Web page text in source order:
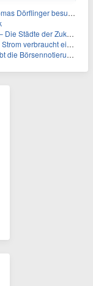
im Kammerbezirk Freiburg
der Zukunft sind grün-blau
ein Aufzug im Gebäude
Frankfurter Wertpapierbörse bekannt